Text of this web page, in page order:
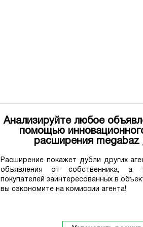
Анализируйте любое
помощью
расширения megabaz
Расширение покажет дубли других
объявления от собственника, а
покупателей заинтересованных в
вы сэкономите на комиссии агента!